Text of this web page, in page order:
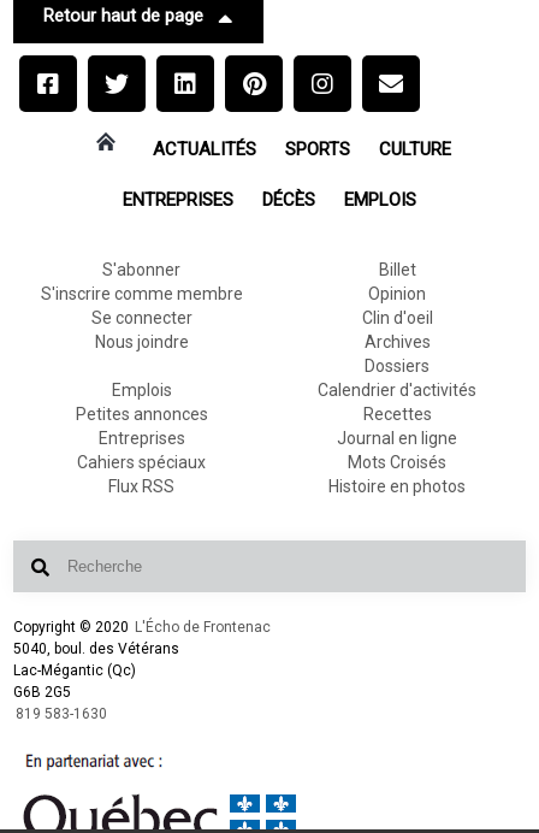
Retour haut de page
ACTUALITÉS SPORTS CULTURE
ENTREPRISES DÉCÈS EMPLOIS
S'abonner
S'inscrire comme membre
Se connecter
Nous joindre
Billet
Opinion
Clin d'oeil
Archives
Dossiers
Emplois
Petites annonces
Entreprises
Cahiers spéciaux
Flux RSS
Calendrier d'activités
Recettes
Journal en ligne
Mots Croisés
Histoire en photos
Copyright © 2020 L'Écho de Frontenac
5040, boul. des Vétérans
Lac-Mégantic (Qc)
G6B 2G5
819 583-1630